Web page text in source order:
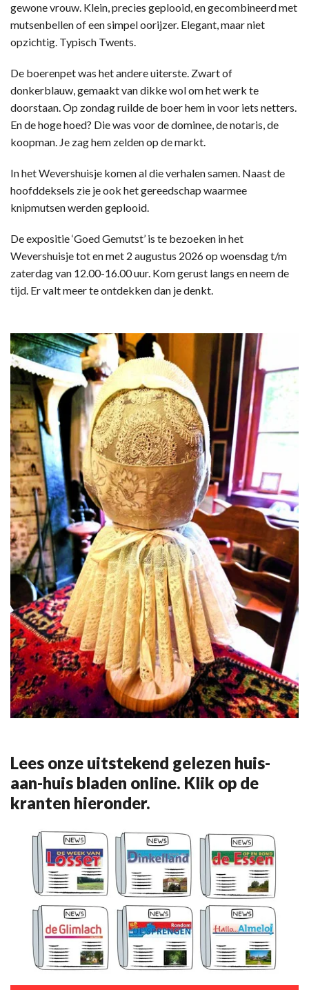
gewone vrouw. Klein, precies geplooid, en gecombineerd met
mutsenbellen of een simpel oorijzer. Elegant, maar niet
opzichtig. Typisch Twents.
De boerenpet was het andere uiterste. Zwart of
donkerblauw, gemaakt van dikke wol om het werk te
doorstaan. Op zondag ruilde de boer hem in voor iets netters.
En de hoge hoed? Die was voor de dominee, de notaris, de
koopman. Je zag hem zelden op de markt.
In het Wevershuisje komen al die verhalen samen. Naast de
hoofddeksels zie je ook het gereedschap waarmee
knipmutsen werden geplooid.
De expositie ‘Goed Gemutst’ is te bezoeken in het
Wevershuisje tot en met 2 augustus 2026 op woensdag t/m
zaterdag van 12.00-16.00 uur. Kom gerust langs en neem de
tijd. Er valt meer te ontdekken dan je denkt.
Lees onze uitstekend gelezen huis-
aan-huis bladen online. Klik op de
kranten hieronder.